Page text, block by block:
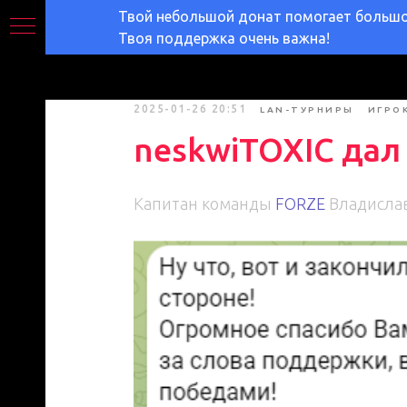
Твой небольшой донат помогает
Твоя поддержка очень важна!
2025-01-26 20:51 LAN-ТУРНИРЫ
neskwiTOXIC
Капитан команды FORZE